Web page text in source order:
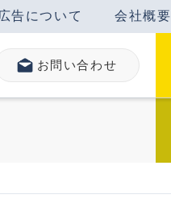
広告について 会社概要
お問い合わせ